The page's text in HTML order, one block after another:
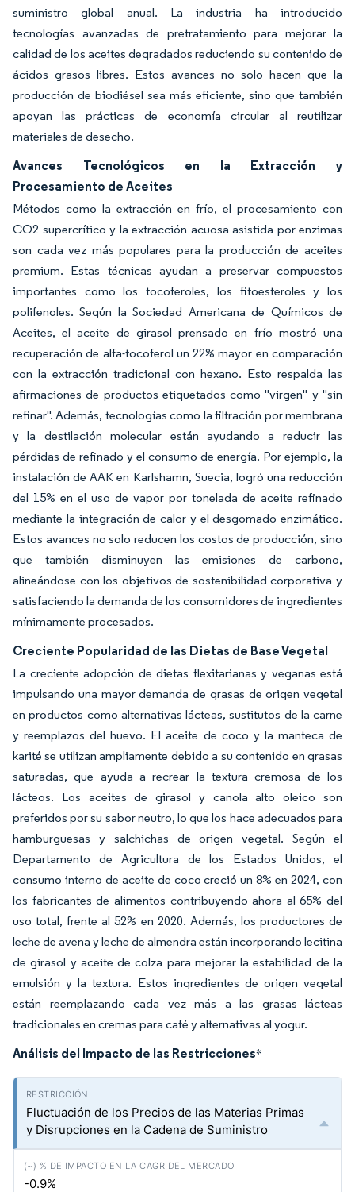
suministro global anual. La industria ha introducido
tecnologías avanzadas de pretratamiento para mejorar la
calidad de los aceites degradados reduciendo su contenido de
ácidos grasos libres. Estos avances no solo hacen que la
producción de biodiésel sea más eficiente, sino que también
apoyan las prácticas de economía circular al reutilizar
materiales de desecho.
Avances Tecnológicos en la Extracción y
Procesamiento de Aceites
Métodos como la extracción en frío, el procesamiento con
CO2 supercrítico y la extracción acuosa asistida por enzimas
son cada vez más populares para la producción de aceites
premium. Estas técnicas ayudan a preservar compuestos
importantes como los tocoferoles, los fitoesteroles y los
polifenoles. Según la Sociedad Americana de Químicos de
Aceites, el aceite de girasol prensado en frío mostró una
recuperación de alfa-tocoferol un 22% mayor en comparación
con la extracción tradicional con hexano. Esto respalda las
afirmaciones de productos etiquetados como "virgen" y "sin
refinar". Además, tecnologías como la filtración por membrana
y la destilación molecular están ayudando a reducir las
pérdidas de refinado y el consumo de energía. Por ejemplo, la
instalación de AAK en Karlshamn, Suecia, logró una reducción
del 15% en el uso de vapor por tonelada de aceite refinado
mediante la integración de calor y el desgomado enzimático.
Estos avances no solo reducen los costos de producción, sino
que también disminuyen las emisiones de carbono,
alineándose con los objetivos de sostenibilidad corporativa y
satisfaciendo la demanda de los consumidores de ingredientes
mínimamente procesados.
Creciente Popularidad de las Dietas de Base Vegetal
La creciente adopción de dietas flexitarianas y veganas está
impulsando una mayor demanda de grasas de origen vegetal
en productos como alternativas lácteas, sustitutos de la carne
y reemplazos del huevo. El aceite de coco y la manteca de
karité se utilizan ampliamente debido a su contenido en grasas
saturadas, que ayuda a recrear la textura cremosa de los
lácteos. Los aceites de girasol y canola alto oleico son
preferidos por su sabor neutro, lo que los hace adecuados para
hamburguesas y salchichas de origen vegetal. Según el
Departamento de Agricultura de los Estados Unidos, el
consumo interno de aceite de coco creció un 8% en 2024, con
los fabricantes de alimentos contribuyendo ahora al 65% del
uso total, frente al 52% en 2020. Además, los productores de
leche de avena y leche de almendra están incorporando lecitina
de girasol y aceite de colza para mejorar la estabilidad de la
emulsión y la textura. Estos ingredientes de origen vegetal
están reemplazando cada vez más a las grasas lácteas
tradicionales en cremas para café y alternativas al yogur.
Análisis del Impacto de las Restricciones*
Fluctuación de los Precios de las Materias Primas
y Disrupciones en la Cadena de Suministro
-0.9%